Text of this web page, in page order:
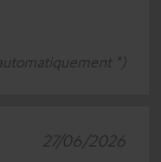
*)
27/06/2026